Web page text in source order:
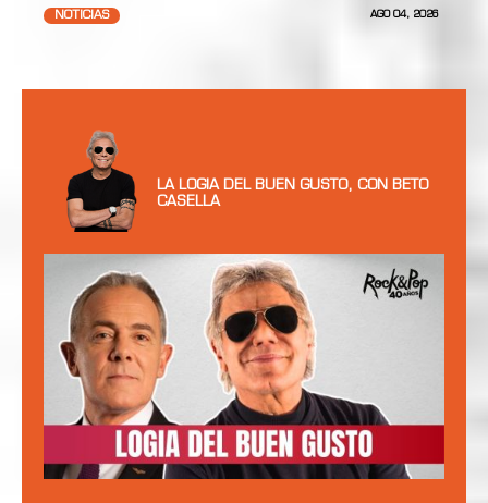
NOTICIAS AGO 04, 2026
LA LOGIA DEL BUEN GUSTO, CON BETO
CASELLA